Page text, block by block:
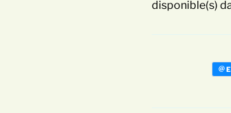
disponible(s)